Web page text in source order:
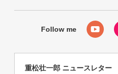
重松壮一郎 ニュースレター